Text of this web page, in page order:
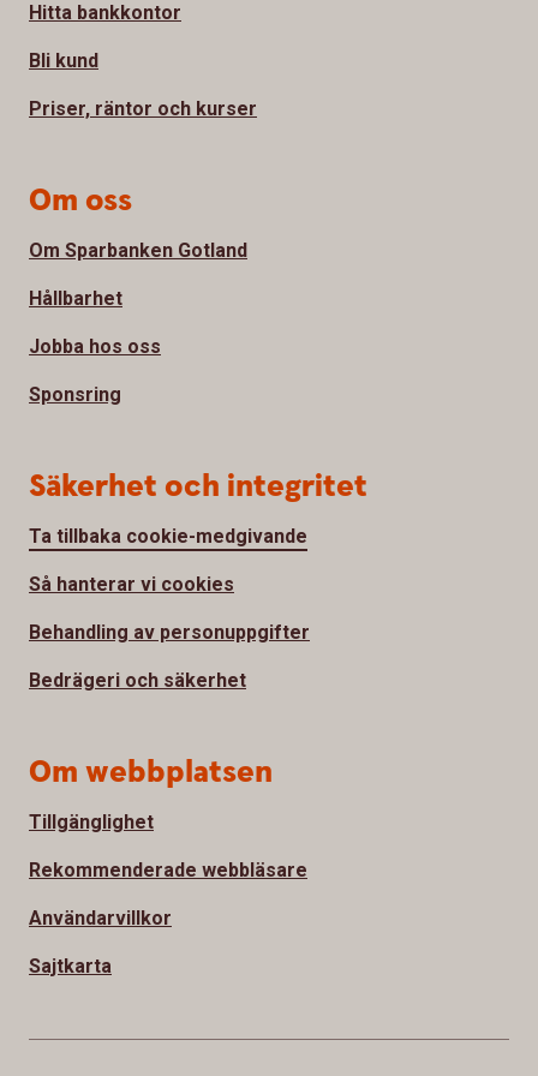
Hitta bankkontor
Bli kund
Priser, räntor och kurser
Om oss
Om Sparbanken Gotland
Hållbarhet
Jobba hos oss
Sponsring
Säkerhet och integritet
Ta tillbaka cookie-medgivande
Så hanterar vi cookies
Behandling av personuppgifter
Bedrägeri och säkerhet
Om webbplatsen
Tillgänglighet
Rekommenderade webbläsare
Användarvillkor
Sajtkarta